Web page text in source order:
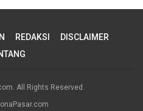
REDAKSI
DISCLAIMER
All Rights Reserved.